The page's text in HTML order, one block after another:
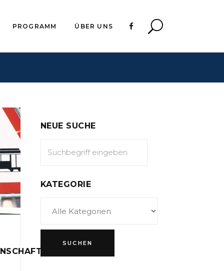
PROGRAMM ÜBER UNS
NEUE SUCHE
KATEGORIE